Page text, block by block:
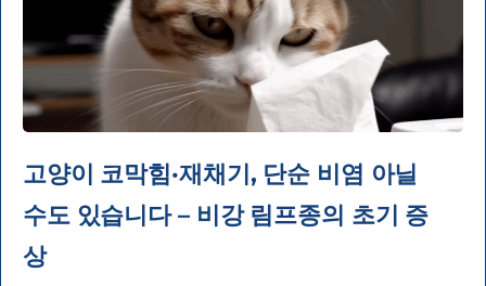
고양이 코막힘·재채기, 단순 비염 아닐
수도 있습니다 – 비강 림프종의 초기 증
상